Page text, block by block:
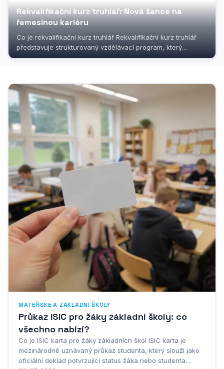
Rekvalifikační kurz truhlář: Nová šance na
řemeslnou kariéru
Co je rekvalifikační kurz truhlář Rekvalifikační kurz truhlář
představuje strukturovaný vzdělávací program, který
umožňuje získat...
MATEŘSKÉ A ZÁKLADNÍ ŠKOLY
Průkaz ISIC pro žáky základní školy: co
všechno nabízí?
Co je ISIC karta pro žáky základních škol ISIC karta je
mezinárodně uznávaný průkaz studenta, který slouží jako
oficiální doklad potvrzující status žáka nebo studenta